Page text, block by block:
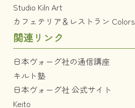
Studio Kiln Art
カフェテリア＆レストラン Colors
関連リンク
日本ヴォーグ社の通信講座
キルト塾
日本ヴォーグ社 公式サイト
Keito